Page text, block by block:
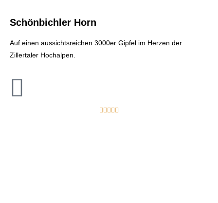
Schönbichler Horn
Auf einen aussichtsreichen 3000er Gipfel im Herzen der
Zillertaler Hochalpen.
    